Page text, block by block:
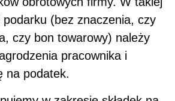
(bez znaczenia, czy
czy bon towarowy) należy
pracownika i
na podatek.